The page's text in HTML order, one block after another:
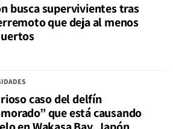
busca supervivientes tras
que deja al menos
caso del delfín
que está causando